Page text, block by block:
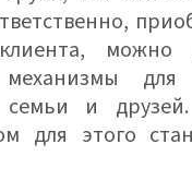
можно
для
семьи и
для этого